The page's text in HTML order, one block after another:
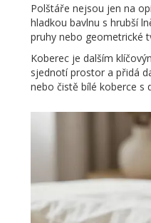
Polštáře nejsou jen na
hladkou bavlnu s hrubší
pruhy nebo geometrické
Koberec je dalším
sjednotí prostor a přidá
nebo čistě bílé koberce s